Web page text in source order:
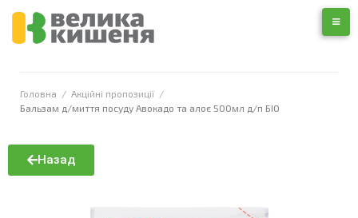
Головна / Акційні пропозиції /
Бальзам д/миття посуду Авокадо та алоє 500мл д/п БІО
Назад